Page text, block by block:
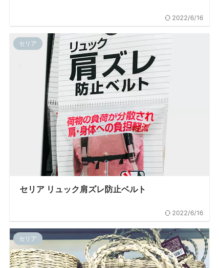
2022/6/16
セリア
セリア リュック肩ズレ防止ベルト
2022/6/16
セリア